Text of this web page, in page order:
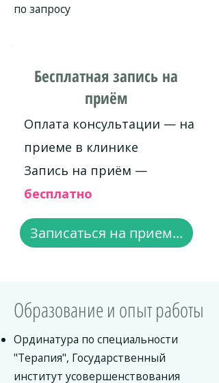
по запросу
Бесплатная запись на
приём
Оплата консультации — на
приеме в клинике
Запись на приём —
бесплатно
Записаться на прием...
Образование и опыт работы
Ординатура по специальности
"Терапия", Государственный
институт усовершенствования